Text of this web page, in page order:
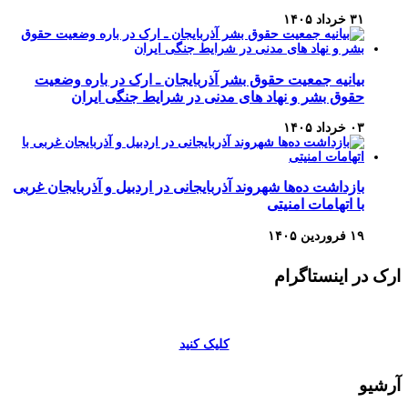
۳۱ خرداد ۱۴۰۵
بیانیه جمعیت حقوق بشر آذربایجان ـ ارک در باره وضعیت
حقوق بشر و نهاد های مدنی در شرایط جنگی ایران
۰۳ خرداد ۱۴۰۵
بازداشت ده‌ها شهروند آذربایجانی در اردبیل و آذربایجان غربی
با اتهامات امنیتی
۱۹ فروردین ۱۴۰۵
ارک در اینستاگرام
کلیک کنید
آرشیو